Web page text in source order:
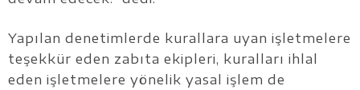
Yapılan denetimlerde kurallara uyan işletmelere
teşekkür eden zabıta ekipleri, kuralları ihlal
eden işletmelere yönelik yasal işlem de